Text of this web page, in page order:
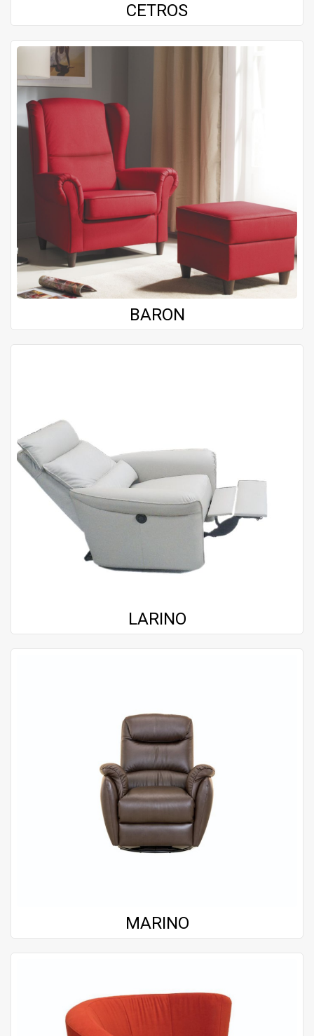
CETROS
BARON
LARINO
MARINO